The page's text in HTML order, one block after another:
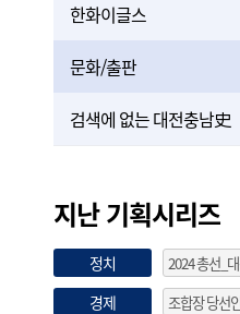
한화이글스
문화/출판
검색에 없는 대전충남史
지난 기획시리즈
정치
경제